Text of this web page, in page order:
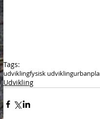
Tags:
udviklingfysisk udvikling
Udvikling